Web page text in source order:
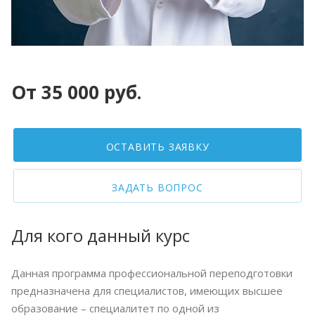
От 35 000 руб.
ОСТАВИТЬ ЗАЯВКУ
ЗАДАТЬ ВОПРОС
Для кого данный курс
Данная программа профессиональной переподготовки
предназначена для специалистов, имеющих высшее
образование – специалитет по одной из